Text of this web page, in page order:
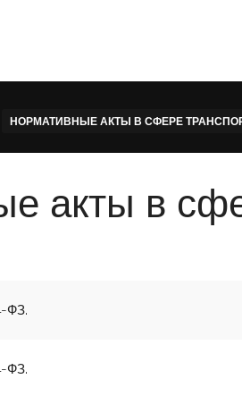
НОРМАТИВНЫЕ АКТЫ В СФЕРЕ
акты в
ФЗ.
ФЗ.